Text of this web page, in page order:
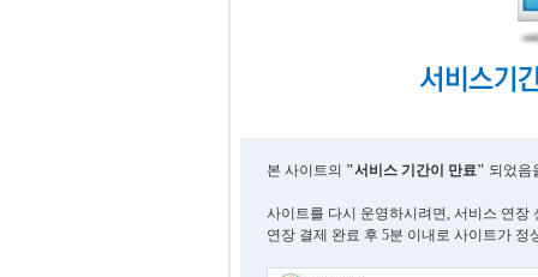
본 사이트의 "서비스 기간이 만료" 되었음
사이트를 다시 운영하시려면, 서비스 연장
연장 결제 완료 후 5분 이내로 사이트가 정